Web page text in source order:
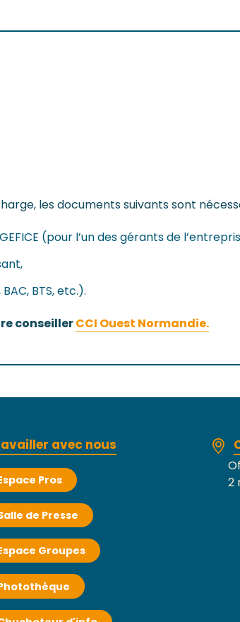
les documents suivants sont
(pour l’un des gérants de
BTS, etc.).
conseillerCCI Ouest Normandie.
avec nous
Pros
de Presse
Groupes
2